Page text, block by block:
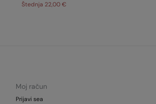
Štednja 22,00 €
Moj račun
Prijavi sea